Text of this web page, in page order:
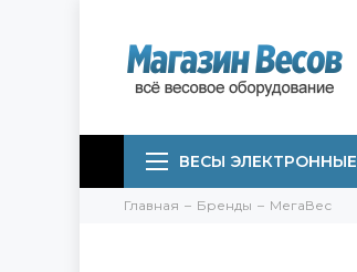
ВЕСЫ ЭЛЕКТРОННЫЕ
Главная Бренды МегаВес